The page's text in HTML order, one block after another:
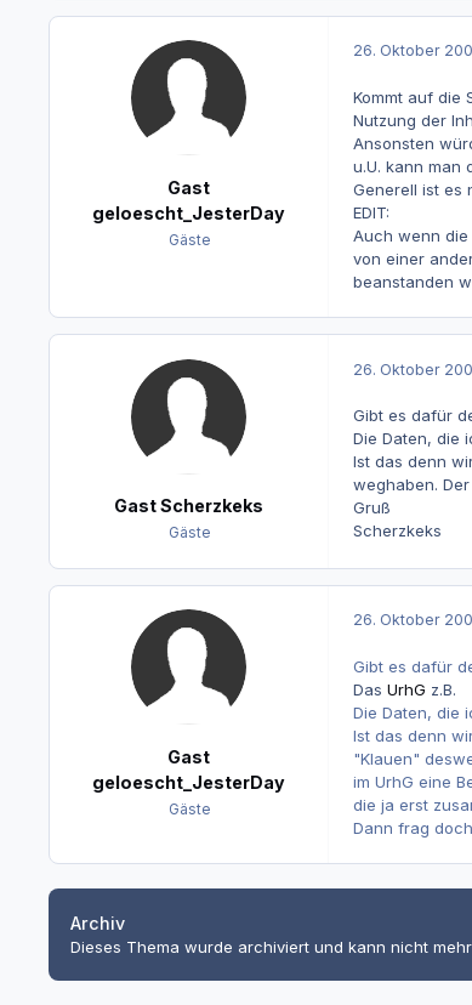
Gast
geloescht_JesterDay
Gäste
26. Oktober
Kommt auf die
Nutzung der
Ansonsten
u.U. kann man
Generell ist es
EDIT:
Auch wenn
von einer
beanstanden
Gast Scherzkeks
Gäste
26. Oktober
Gibt es dafür
Die Daten, die
Ist das denn
weghaben.
Gruß
Scherzkeks
Gast
geloescht_JesterDay
Gäste
26. Oktober
Gibt es dafür
Das UrhG z.B.
Die Daten, die
Ist das denn
"Klauen"
im UrhG eine
die ja erst
Dann frag
Archiv
Dieses Thema wurde archiviert und kann nicht